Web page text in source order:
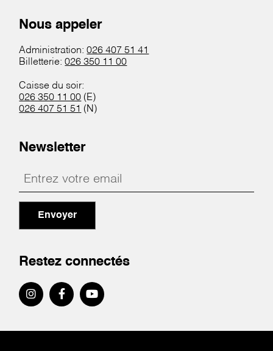
Nous appeler
Administration:026 407 51 41
Billetterie:026 350 11 00
Caisse du soir:
026 350 11 00 (E)
026 407 51 51 (N)
Newsletter
Envoyer
Restez connectés